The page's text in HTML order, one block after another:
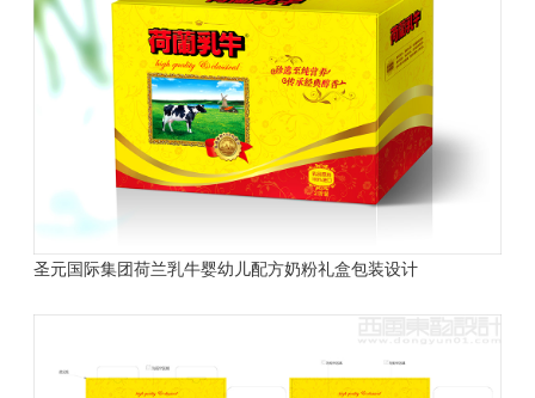
圣元国际集团荷兰乳牛婴幼儿配方奶粉礼盒包装设计